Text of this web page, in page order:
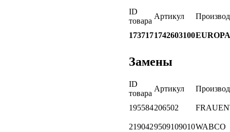
ID
товара
Артикул
1737171742603100
Замены
ID
товара
Артикул
195584206502
2190429509109010WABCO